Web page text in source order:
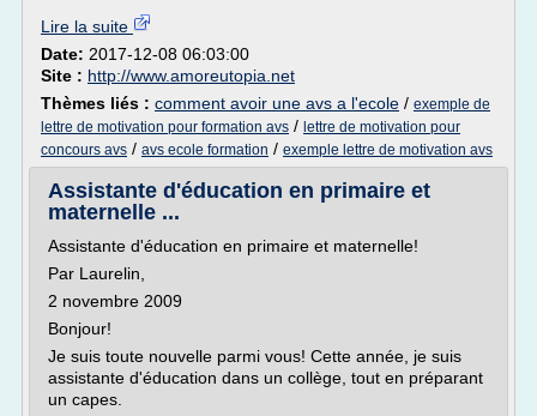
Lire la suite
Date: 2017-12-08 06:03:00
Site : http://www.amoreutopia.net
Thèmes liés : comment avoir une avs a l'ecole / exemple de
lettre de motivation pour formation avs / lettre de motivation pour
concours avs / avs ecole formation / exemple lettre de motivation avs
Assistante d'éducation en primaire et
maternelle ...
Assistante d'éducation en primaire et maternelle!
Par Laurelin,
2 novembre 2009
Bonjour!
Je suis toute nouvelle parmi vous! Cette année, je suis
assistante d'éducation dans un collège, tout en préparant
un capes.